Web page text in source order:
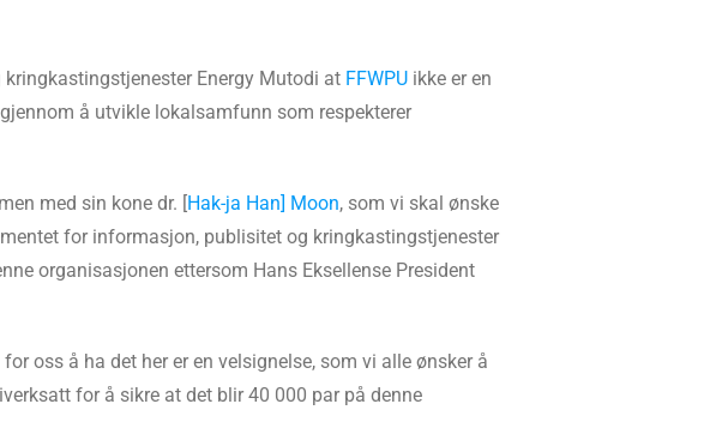
Energy Mutodi at FFWPU ikke er en
å utvikle lokalsamfunn som respekterer
med sin kone dr. [Hak-ja Han] Moon, som vi skal ønske
for informasjon, publisitet og kringkastingstjenester
organisasjonen ettersom Hans Eksellense President
oss å ha det her er en velsignelse, som vi alle ønsker å
for å sikre at det blir 40 000 par på denne